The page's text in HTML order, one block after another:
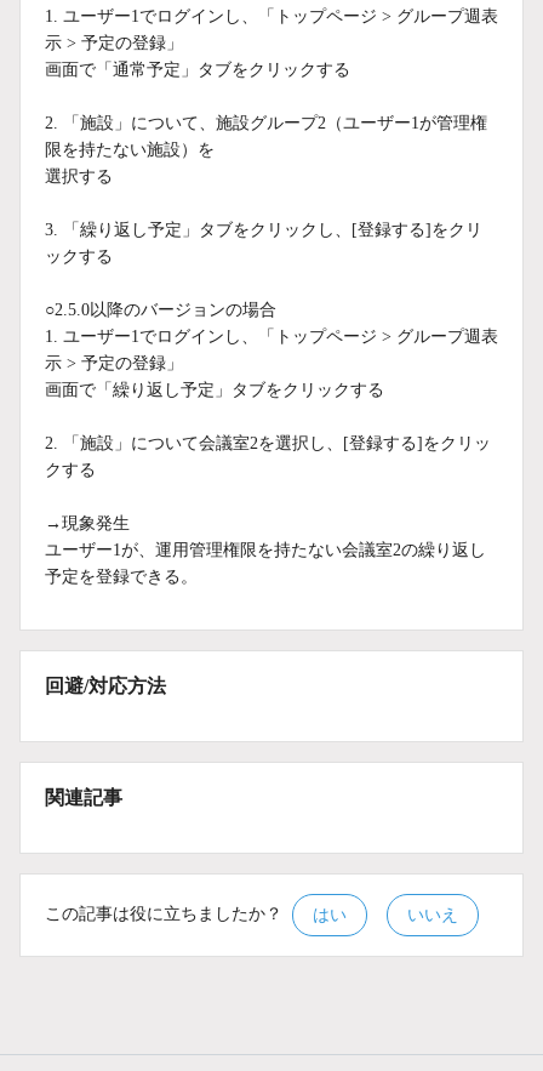
1. ユーザー1でログインし、「トップページ > グループ週表
示 > 予定の登録」
画面で「通常予定」タブをクリックする
2. 「施設」について、施設グループ2（ユーザー1が管理権
限を持たない施設）を
選択する
3. 「繰り返し予定」タブをクリックし、[登録する]をクリ
ックする
○2.5.0以降のバージョンの場合
1. ユーザー1でログインし、「トップページ > グループ週表
示 > 予定の登録」
画面で「繰り返し予定」タブをクリックする
2. 「施設」について会議室2を選択し、[登録する]をクリッ
クする
→現象発生
ユーザー1が、運用管理権限を持たない会議室2の繰り返し
予定を登録できる。
回避/対応方法
関連記事
この記事は役に立ちましたか？ はい いいえ